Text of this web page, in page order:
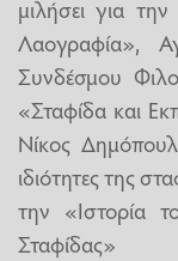
μιλήσει για
Λαογραφία»,
Συνδέσμου
«Σταφίδα και
Νίκος
ιδιότητες της
την «Ιστορία
Σταφίδας»